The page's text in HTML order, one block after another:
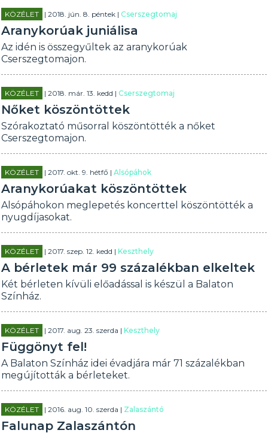
KÖZÉLET | 2018. jún. 8. péntek |Cserszegtomaj
Aranykorúak juniálisa
Az idén is összegyűltek az aranykorúak
Cserszegtomajon.
KÖZÉLET | 2018. már. 13. kedd |Cserszegtomaj
Nőket köszöntöttek
Szórakoztató műsorral köszöntötték a nőket
Cserszegtomajon.
KÖZÉLET | 2017. okt. 9. hétfő |Alsópáhok
Aranykorúakat köszöntöttek
Alsópáhokon meglepetés koncerttel köszöntötték a
nyugdíjasokat.
KÖZÉLET | 2017. szep. 12. kedd |Keszthely
A bérletek már 99 százalékban elkeltek
Két bérleten kívüli előadással is készül a Balaton
Színház.
KÖZÉLET | 2017. aug. 23. szerda |Keszthely
Függönyt fel!
A Balaton Színház idei évadjára már 71 százalékban
megújították a bérleteket.
KÖZÉLET | 2016. aug. 10. szerda | Zalaszántó
Falunap Zalaszántón